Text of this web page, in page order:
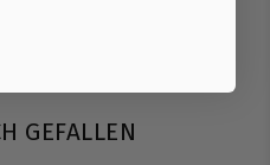
GEFALLEN